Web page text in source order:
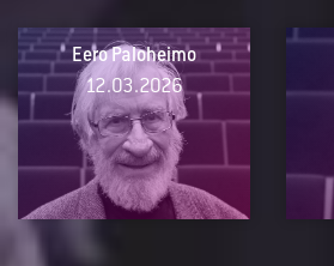
Eero Paloheimo
12.03.2026